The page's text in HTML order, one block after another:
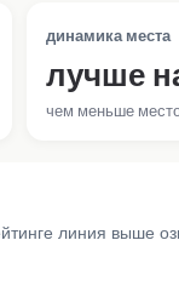
динамика места
лучше
чем меньше
линия выше